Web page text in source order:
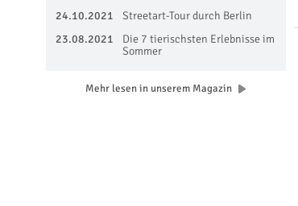
24.10.2021
Streetart-Tour durch Berlin
23.08.2021
Die 7 tierischsten Erlebnisse im
Sommer
Mehr lesen in unserem Magazin